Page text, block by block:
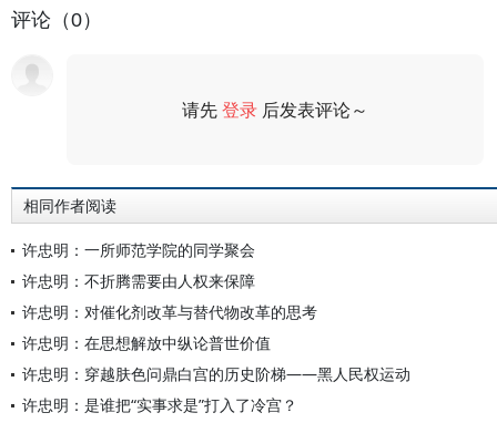
评论（0）
请先登录 后发表评论～
相同作者阅读
许忠明：一所师范学院的同学聚会
许忠明：不折腾需要由人权来保障
许忠明：对催化剂改革与替代物改革的思考
许忠明：在思想解放中纵论普世价值
许忠明：穿越肤色问鼎白宫的历史阶梯——黑人民权运动
许忠明：是谁把“实事求是”打入了冷宫？